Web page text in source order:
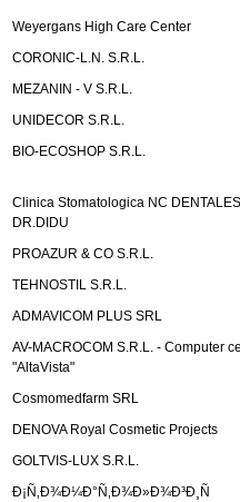
Weyergans High Care Center
CORONIC-L.N. S.R.L.
MEZANIN - V S.R.L.
UNIDECOR S.R.L.
BIO-ECOSHOP S.R.L.
Clinica Stomatologica NC DENTALES
DR.DIDU
PROAZUR & CO S.R.L.
TEHNOSTIL S.R.L.
ADMAVICOM PLUS SRL
AV-MACROCOM S.R.L. - Computer
"AltaVista"
Cosmomedfarm SRL
DENOVA Royal Cosmetic Projects
GOLTVIS-LUX S.R.L.
Ð¡Ñ‚Ð¾Ð¼Ð°Ñ‚Ð¾Ð»Ð¾Ð³Ð¸Ñ